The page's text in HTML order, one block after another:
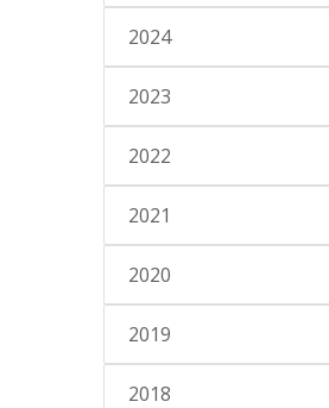
2024
2023
2022
2021
2020
2019
2018